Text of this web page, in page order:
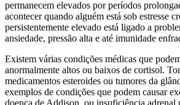
permanecem elevados por períodos
acontecer quando alguém está sob estresse
persistentemente elevado está ligado a
ansiedade, pressão alta e até imunidade
Existem várias condições médicas que
anormalmente altos ou baixos de cortisol.
medicamentos esteroides ou tumores da
exemplos de condições que podem causar
doença de Addison, ou insuficiência adrenal